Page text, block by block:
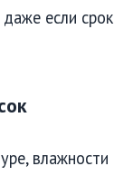
если срок
влажности